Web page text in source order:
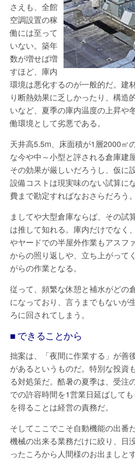
さえも、全館
空調設置の稼
働には至って
いない。築年
数が増せば増
すほど、庫内
環境は悪化するのが一般的だ。建
り断熱効果に乏しかったり、構造
いなど、夏季の庫内温度の上昇や
働環境として劣悪である。
天井高5.5m、床面積が1層2000㎡
な今や中～小型と評される倉庫建
その効果が厳しいだろうし、仮に
設備コストは現実味のない試算に
費まで勘定すればなおさらだろう。
ましてや大型倉庫ならば、その試
は推して知れる。庫内だけでなく
やヤードでの半屋外作業もアスフ
からの照り返しや、立ち上がって
がらの作業となる。
従って、頻繁な休憩と補水がどの
になっており、言うまでもないが
ろに回されてしまう。
■ できることから
拙案は、「夜間に作業する」が善
があるというものだ。特別な投資
る対処策だ。酷暑の夏季は、受注
での許容時間を1営業日延ばして
を得ることは経営の責務だ。
そしてここでこそ自動機能の出番
機械の出来る業務だけに絞り、日
ったころから人間様のお出ましと